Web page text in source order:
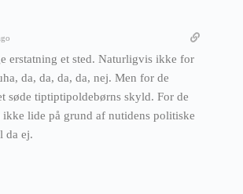
erstatning et sted. Naturligvis ikke for
da, da, da, da, nej. Men for de
søde tiptiptipoldebørns skyld. For de
ikke lide på grund af nutidens politiske
da ej.